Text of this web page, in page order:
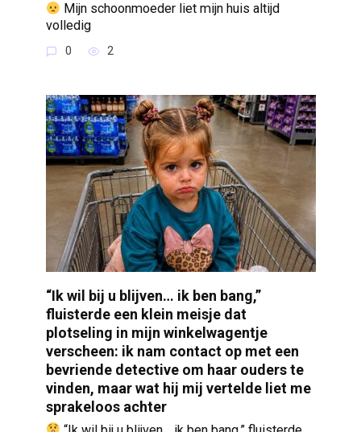
Mijn schoonmoeder liet mijn huis altijd
volledig
0 2
“Ik wil bij u blijven… ik ben bang,”
fluisterde een klein meisje dat
plotseling in mijn winkelwagentje
verscheen: ik nam contact op met een
bevriende detective om haar ouders te
vinden, maar wat hij mij vertelde liet me
sprakeloos achter